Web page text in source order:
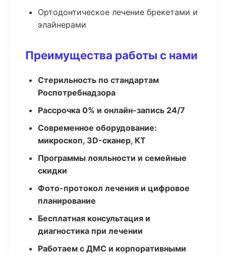
Ортодонтическое лечение брекетами и
элайнерами
Преимущества работы с нами
Стерильность по стандартам
Роспотребнадзора
Рассрочка 0% и онлайн-запись 24/7
Современное оборудование:
микроскоп, 3D-сканер, КТ
Программы лояльности и семейные
скидки
Фото-протокол лечения и цифровое
планирование
Бесплатная консультация и
диагностика при лечении
Работаем с ДМС и корпоративными